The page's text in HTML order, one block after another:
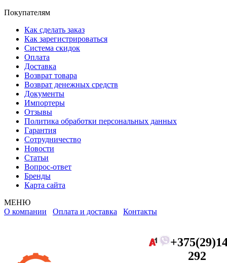
Покупателям
Как сделать заказ
Как зарегистрироваться
Система скидок
Оплата
Доставка
Возврат товара
Возврат денежных средств
Документы
Импортеры
Отзывы
Политика обработки персональных данных
Гарантия
Сотрудничество
Новости
Статьи
Вопрос-ответ
Бренды
Карта сайта
МЕНЮ
О компании Оплата и доставка Контакты
292